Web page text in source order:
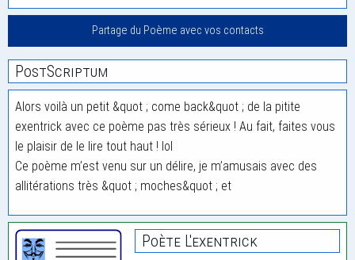
Partage du Poème avec vos contacts
PostScriptum
Alors voilà un petit &quot ; come back&quot ; de la pitite
exentrick avec ce poème pas très sérieux ! Au fait, faites vous
le plaisir de le lire tout haut ! lol
Ce poème m’est venu sur un délire, je m’amusais avec des
allitérations très &quot ; moches&quot ; et
Poète L'exentrick